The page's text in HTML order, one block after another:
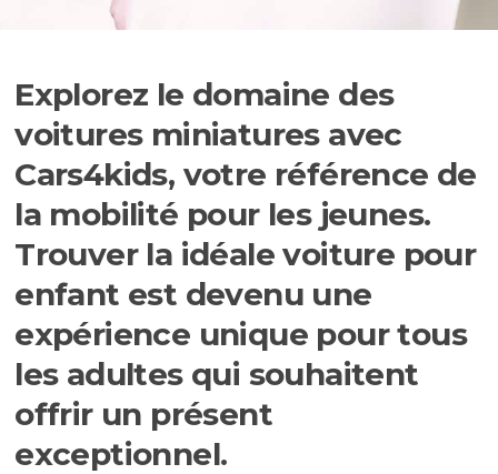
Explorez le domaine des
voitures miniatures avec
Cars4kids, votre référence de
la mobilité pour les jeunes.
Trouver la idéale voiture pour
enfant est devenu une
expérience unique pour tous
les adultes qui souhaitent
offrir un présent
exceptionnel.